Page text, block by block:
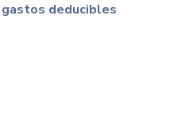
gastos deducibles